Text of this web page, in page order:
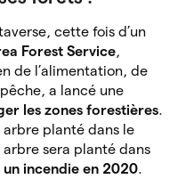
cette fois d’un
Forest Service,
de l’alimentation, de
a lancé une
les zones forestières.
planté dans le
arbre sera planté dans
incendie en 2020.